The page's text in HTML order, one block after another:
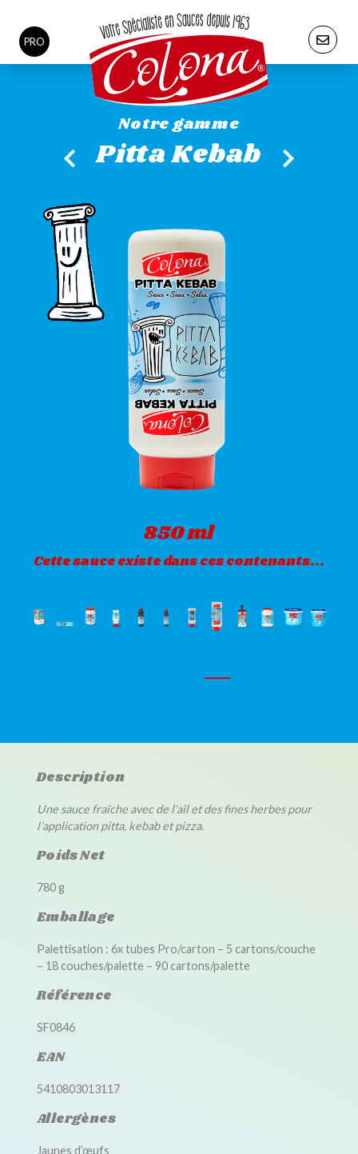
PRO
Notre gamme
Pitta Kebab
850 ml
Cette sauce existe dans ces contenants...
Description
Une sauce fraîche avec de l’ail et des fines herbes pour
l’application pitta, kebab et pizza.
Poids Net
780 g
Emballage
Palettisation : 6x tubes Pro/carton – 5 cartons/couche
– 18 couches/palette – 90 cartons/palette
Référence
SF0846
EAN
5410803013117
Allergènes
Jaunes d’œufs